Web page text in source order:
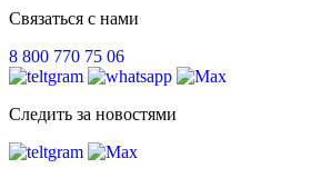
Связаться с нами
8 800 770 75 06
Следить за новостями